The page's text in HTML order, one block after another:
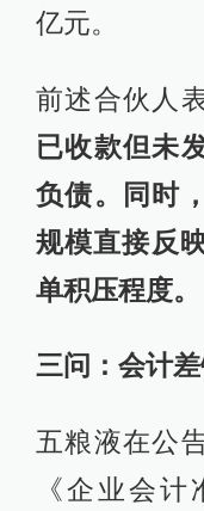
亿元。
前述合伙人
已收款但未
负债。同时
规模直接反
单积压程度。
三问：会计
五粮液在公
《企业会